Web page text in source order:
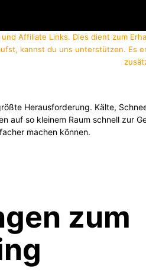
Affiliate Links. Dies dient zum
kannst du uns unterstützen. Es
Herausforderung. Kälte,
auf so kleinem Raum schnell zur
machen können.
zum